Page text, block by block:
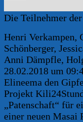
Die Teilnehmer
Henri Verkampen,
Schönberger,
Anni Dämpfle,
28.02.2018 um
Elineema den
Projekt
„Patenschaft“ für
einer neuen Masai